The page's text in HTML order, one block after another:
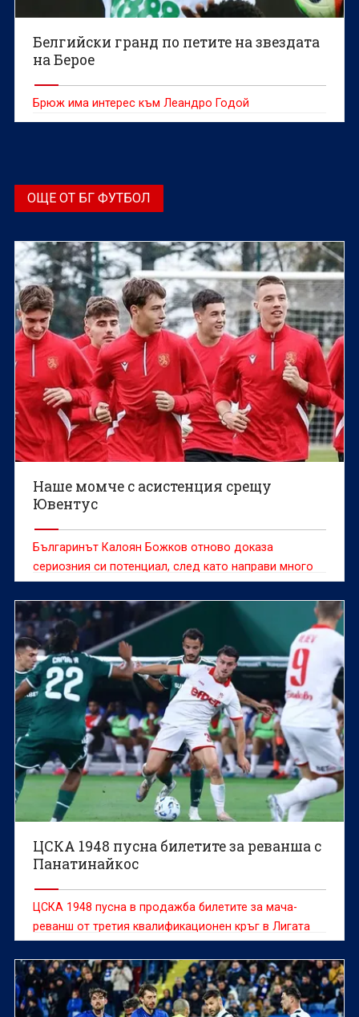
Белгийски гранд по петите на звездата
на Берое
Брюж има интерес към Леандро Годой
ОЩЕ ОТ БГ ФУТБОЛ
Наше момче с асистенция срещу
Ювентус
Българинът Калоян Божков отново доказа
сериозния си потенциал, след като направи много
силен мач за Динамо (Загреб) при поражението с
2:3 от Ювентус (Торино) в първия кръг на
международния младежки турнир „Младен Рамляк“.
ЦСКА 1948 пусна билетите за реванша с
Панатинайкос
ЦСКА 1948 пусна в продажба билетите за мача-
реванш от третия квалификационен кръг в Лигата
на конференциите срещу Панатинайкос през
следващата седмица.